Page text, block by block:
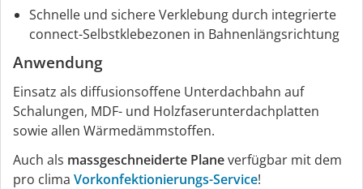
Schnelle und sichere Verklebung durch integrierte
connect-Selbstklebezonen in Bahnenlängsrichtung
Anwendung
Einsatz als diffusionsoffene Unterdachbahn auf
Schalungen, MDF- und Holzfaserunterdachplatten
sowie allen Wärmedämmstoffen.
Auch als massgeschneiderte Planeverfügbar mit dem
pro clima Vorkonfektionierungs-Service!